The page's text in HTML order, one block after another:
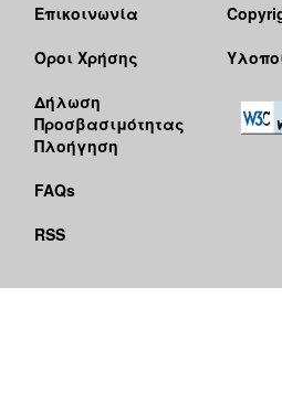
Επικοινωνία
Όροι Χρήσης
Δήλωση
Προσβασιμότητας
Πλοήγηση
FAQs
RSS